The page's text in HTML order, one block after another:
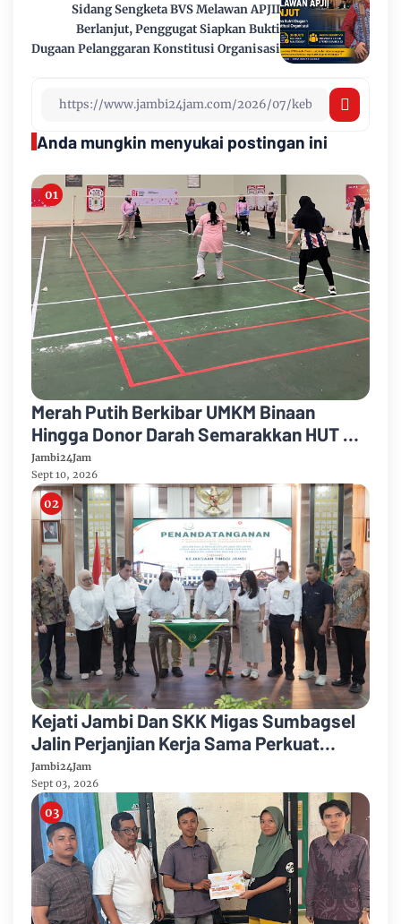
Sidang Sengketa BVS Melawan APJII
Berlanjut, Penggugat Siapkan Bukti
Dugaan Pelanggaran Konstitusi Organisasi
Anda mungkin menyukai postingan ini
Merah Putih Berkibar UMKM Binaan
Hingga Donor Darah Semarakkan HUT RI
Ke-81 Di PTPN IV Regional IV
Jambi24Jam
Sept 10, 2026
Kejati Jambi Dan SKK Migas Sumbagsel
Jalin Perjanjian Kerja Sama Perkuat
Kepastian Hukum
Jambi24Jam
Sept 03, 2026